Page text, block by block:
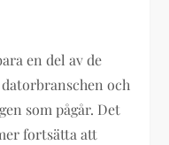
en del av de
och
som pågår. Det
fortsätta att